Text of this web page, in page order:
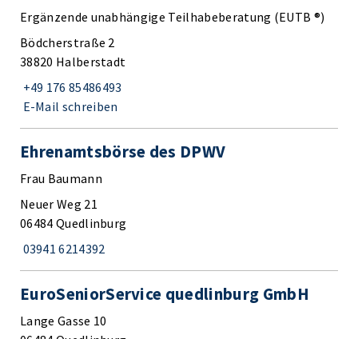
Ergänzende unabhängige Teilhabeberatung (EUTB ®)
Bödcherstraße 2
38820 Halberstadt
+49 176 85486493
E-Mail schreiben
Ehrenamtsbörse des DPWV
Frau Baumann
Neuer Weg 21
06484 Quedlinburg
03941 6214392
EuroSeniorService quedlinburg GmbH
Lange Gasse 10